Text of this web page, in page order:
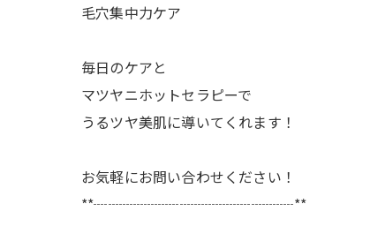
毛穴集中力ケア
毎日のケアと
マツヤニホットセラピーで
うるツヤ美肌に導いてくれます！
お気軽にお問い合わせください！
**┈┈┈┈┈┈┈┈┈┈┈┈┈┈**